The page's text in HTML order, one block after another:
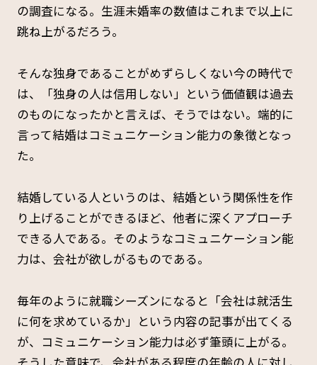
の調査になる。生涯未婚率の数値はこれまで以上に
跳ね上がるだろう。
そんな独身であることがめずらしくない今の時代で
は、「独身の人は信用しない」という価値観は過去
のものになったかと言えば、そうではない。端的に
言って結婚はコミュニケーション能力の象徴となっ
た。
結婚している人というのは、結婚という関係性を作
り上げることができるほど、他者に深くアプローチ
できる人である。そのようなコミュニケーション能
力は、会社が欲しがるものである。
毎年のように就職シーズンになると「会社は就活生
に何を求めているか」という内容の記事が出てくる
が、コミュニケーション能力は必ず筆頭に上がる。